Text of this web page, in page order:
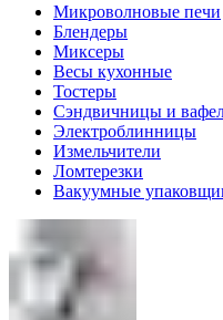
Микроволновые печи
Блендеры
Миксеры
Весы кухонные
Тостеры
Сэндвичницы и
Электроблинницы
Измельчители
Ломтерезки
Вакуумные